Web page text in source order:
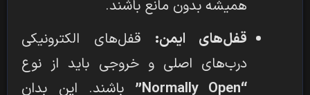
همیشه بدون مانع باشند.
قفل‌های ایمن:قفل‌های الکترونیکی
درب‌های اصلی و خروجی باید از نوع
باشند. این بدان